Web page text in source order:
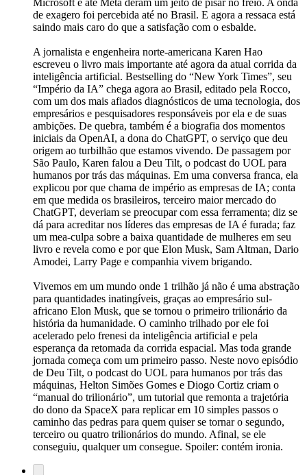
Microsoft e até Meta deram um jeito de pisar no freio. A onda
de exagero foi percebida até no Brasil. E agora a ressaca está
saindo mais caro do que a satisfação com o esbalde.
A jornalista e engenheira norte-americana Karen Hao
escreveu o livro mais importante até agora da atual corrida da
inteligência artificial. Bestselling do “New York Times”, seu
“Império da IA” chega agora ao Brasil, editado pela Rocco,
com um dos mais afiados diagnósticos de uma tecnologia, dos
empresários e pesquisadores responsáveis por ela e de suas
ambições. De quebra, também é a biografia dos momentos
iniciais da OpenAI, a dona do ChatGPT, o serviço que deu
origem ao turbilhão que estamos vivendo. De passagem por
São Paulo, Karen falou a Deu Tilt, o podcast do UOL para
humanos por trás das máquinas. Em uma conversa franca, ela
explicou por que chama de império as empresas de IA; conta
em que medida os brasileiros, terceiro maior mercado do
ChatGPT, deveriam se preocupar com essa ferramenta; diz se
dá para acreditar nos líderes das empresas de IA é furada; faz
um mea-culpa sobre a baixa quantidade de mulheres em seu
livro e revela como e por que Elon Musk, Sam Altman, Dario
Amodei, Larry Page e companhia vivem brigando.
Vivemos em um mundo onde 1 trilhão já não é uma abstração
para quantidades inatingíveis, graças ao empresário sul-
africano Elon Musk, que se tornou o primeiro trilionário da
história da humanidade. O caminho trilhado por ele foi
acelerado pelo frenesi da inteligência artificial e pela
esperança da retomada da corrida espacial. Mas toda grande
jornada começa com um primeiro passo. Neste novo episódio
de Deu Tilt, o podcast do UOL para humanos por trás das
máquinas, Helton Simões Gomes e Diogo Cortiz criam o
“manual do trilionário”, um tutorial que remonta a trajetória
do dono da SpaceX para replicar em 10 simples passos o
caminho das pedras para quem quiser se tornar o segundo,
terceiro ou quatro trilionários do mundo. Afinal, se ele
conseguiu, qualquer um consegue. Spoiler: contém ironia.